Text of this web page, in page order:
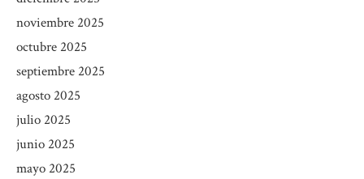
noviembre 2025
octubre 2025
septiembre 2025
agosto 2025
julio 2025
junio 2025
mayo 2025